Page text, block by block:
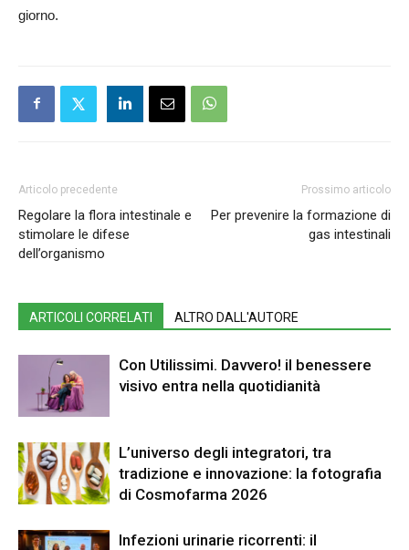
giorno.
Articolo precedente
Regolare la flora intestinale e
stimolare le difese
dell’organismo
Prossimo articolo
Per prevenire la formazione di
gas intestinali
ARTICOLI CORRELATI ALTRO DALL'AUTORE
Con Utilissimi. Davvero! il benessere
visivo entra nella quotidianità
L’universo degli integratori, tra
tradizione e innovazione: la fotografia
di Cosmofarma 2026
Infezioni urinarie ricorrenti: il